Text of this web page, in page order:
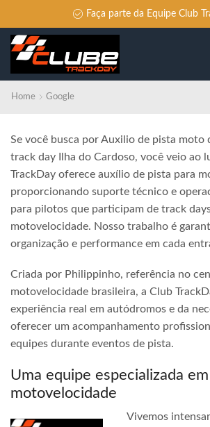
Faça parte da Equipe Club
Home Google
Se você busca por Auxilio de pista moto
track day Ilha do Cardoso, você veio ao
TrackDay oferece auxílio de pista para
proporcionando suporte técnico e
para pilotos que participam de track
motovelocidade. Nosso trabalho é
organização e performance em cada
Criada por Philippinho, referência no
motovelocidade brasileira, a Club
experiência real em autódromos e da
oferecer um acompanhamento
equipes durante eventos de pista.
Uma equipe especializada em
motovelocidade
Vivemos